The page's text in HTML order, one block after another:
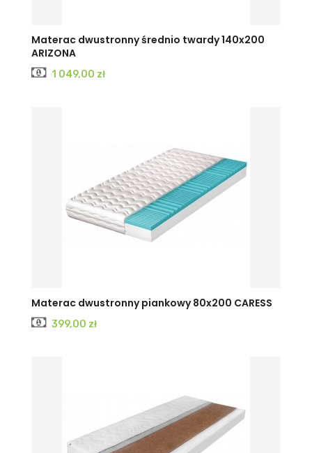
Materac dwustronny średnio twardy 140x200
ARIZONA
Cena
1 049,00 zł
Materac dwustronny piankowy 80x200 CARESS
Cena
399,00 zł